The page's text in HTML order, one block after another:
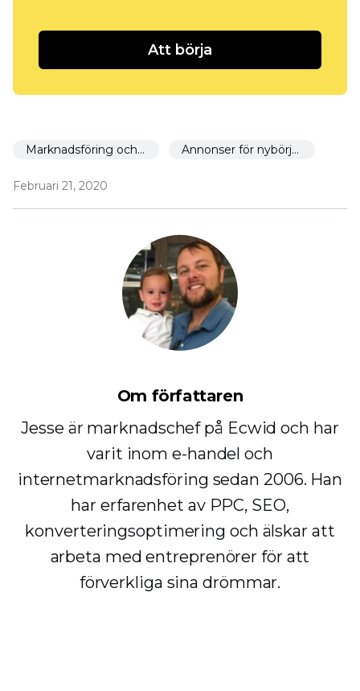
Att börja
Marknadsföring och marknadsföring Annonser för nybörjare
Februari 21, 2020
Om författaren
Jesse är marknadschef på Ecwid och har
varit inom e-handel och
internetmarknadsföring sedan 2006. Han
har erfarenhet av PPC, SEO,
konverteringsoptimering och älskar att
arbeta med entreprenörer för att
förverkliga sina drömmar.